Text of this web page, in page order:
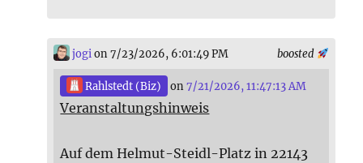
boosted
jogi on 7/23/2026, 6:01:49 PM
Rahlstedt (Biz) on7/21/2026, 11:47:13 AM
Veranstaltungshinweis
Auf dem Helmut-Steidl-Platz in 22143